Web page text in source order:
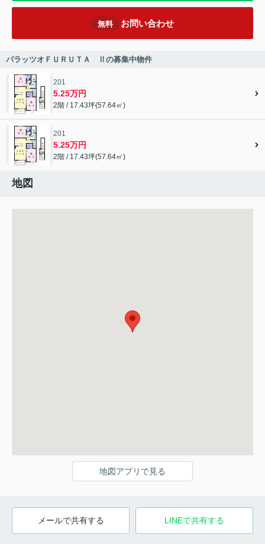
無料 お問い合わせ
パラッツオＦＵＲＵＴＡ Ⅱの募集中物件
201
5.25万円
2階 / 17.43坪(57.64㎡)
201
5.25万円
2階 / 17.43坪(57.64㎡)
地図
地図アプリで見る
メールで共有する LINEで共有する